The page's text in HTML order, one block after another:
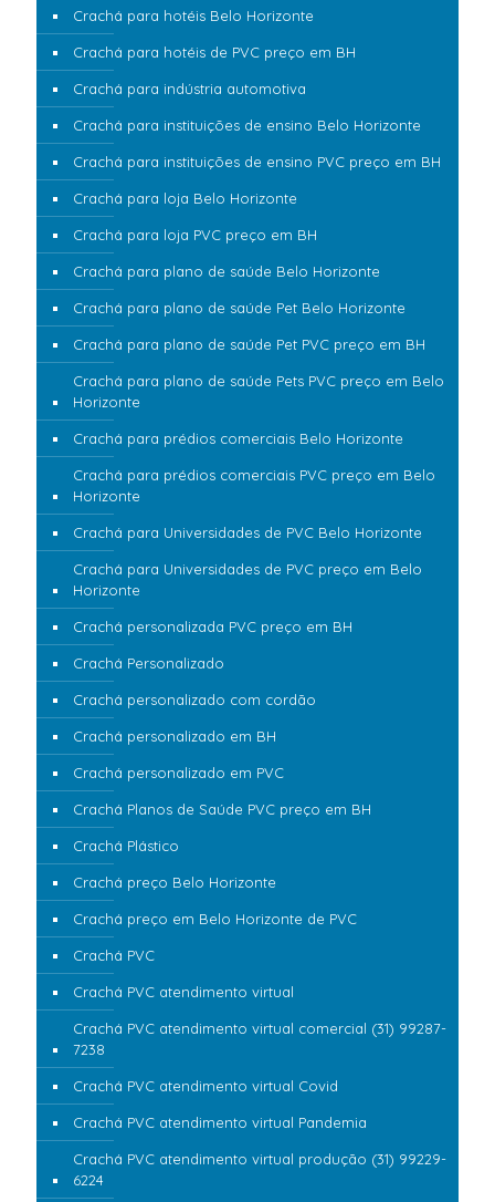
Crachá para hotéis Belo Horizonte
Crachá para hotéis de PVC preço em BH
Crachá para indústria automotiva
Crachá para instituições de ensino Belo Horizonte
Crachá para instituições de ensino PVC preço em BH
Crachá para loja Belo Horizonte
Crachá para loja PVC preço em BH
Crachá para plano de saúde Belo Horizonte
Crachá para plano de saúde Pet Belo Horizonte
Crachá para plano de saúde Pet PVC preço em BH
Crachá para plano de saúde Pets PVC preço em Belo
Horizonte
Crachá para prédios comerciais Belo Horizonte
Crachá para prédios comerciais PVC preço em Belo
Horizonte
Crachá para Universidades de PVC Belo Horizonte
Crachá para Universidades de PVC preço em Belo
Horizonte
Crachá personalizada PVC preço em BH
Crachá Personalizado
Crachá personalizado com cordão
Crachá personalizado em BH
Crachá personalizado em PVC
Crachá Planos de Saúde PVC preço em BH
Crachá Plástico
Crachá preço Belo Horizonte
Crachá preço em Belo Horizonte de PVC
Crachá PVC
Crachá PVC atendimento virtual
Crachá PVC atendimento virtual comercial (31) 99287-
7238
Crachá PVC atendimento virtual Covid
Crachá PVC atendimento virtual Pandemia
Crachá PVC atendimento virtual produção (31) 99229-
6224